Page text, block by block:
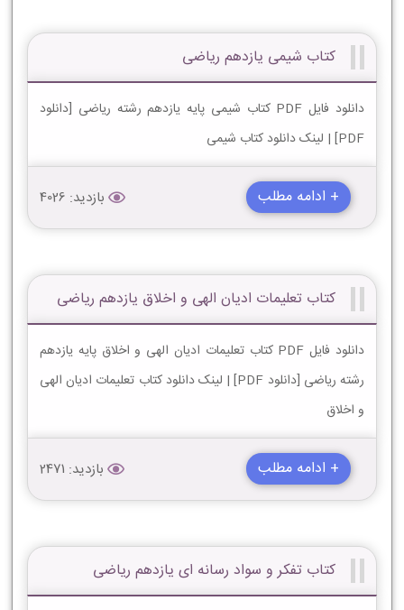
کتاب شیمی یازدهم ریاضی
دانلود فایل PDF کتاب شیمی پایه یازدهم رشته ریاضی [دانلود
PDF] | لینک دانلود کتاب شیمی
+ ادامه مطلب بازدید: 4026
کتاب تعلیمات ادیان الهی و اخلاق یازدهم ریاضی
دانلود فایل PDF کتاب تعلیمات ادیان الهی و اخلاق پایه یازدهم
رشته ریاضی [دانلود PDF] | لینک دانلود کتاب تعلیمات ادیان الهی
و اخلاق
+ ادامه مطلب بازدید: 2471
کتاب تفکر و سواد رسانه ای یازدهم ریاضی